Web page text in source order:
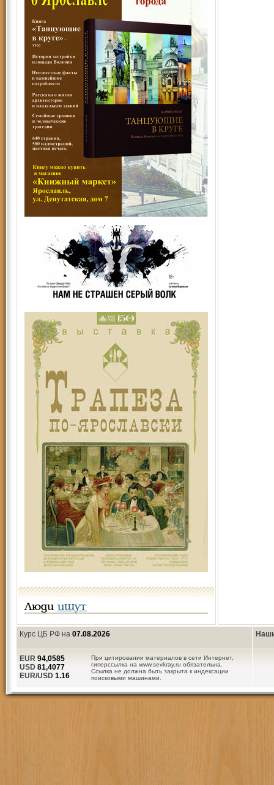
Люди ищут
Курс ЦБ РФ на 07.08.2026
При цитировании материалов в сети Интернет,
гиперссылка на www.sevkray.ru обязательна.
Ссылка не должна быть закрыта к индексации
поисковыми машинами.
EUR 94,0585
USD 81,4077
EUR/USD 1.16